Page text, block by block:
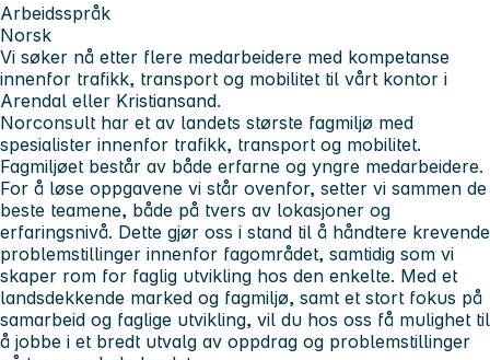
Arbeidsspråk
Norsk
Vi søker nå etter flere medarbeidere med kompetanse
innenfor trafikk, transport og mobilitet til vårt kontor i
Arendal eller Kristiansand.
Norconsult har et av landets største fagmiljø med
spesialister innenfor trafikk, transport og mobilitet.
Fagmiljøet består av både erfarne og yngre medarbeidere.
For å løse oppgavene vi står ovenfor, setter vi sammen de
beste teamene, både på tvers av lokasjoner og
erfaringsnivå. Dette gjør oss i stand til å håndtere krevende
problemstillinger innenfor fagområdet, samtidig som vi
skaper rom for faglig utvikling hos den enkelte. Med et
landsdekkende marked og fagmiljø, samt et stort fokus på
samarbeid og faglige utvikling, vil du hos oss få mulighet til
å jobbe i et bredt utvalg av oppdrag og problemstillinger